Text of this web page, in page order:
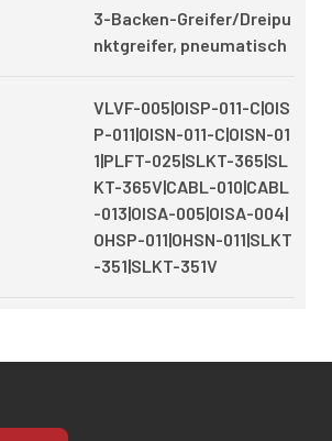
3-Backen-Greifer/Dreipu
nktgreifer, pneumatisch
VLVF-005|OISP-011-C|OIS
P-011|OISN-011-C|OISN-01
1|PLFT-025|SLKT-365|SL
KT-365V|CABL-010|CABL
-013|OISA-005|OISA-004|
OHSP-011|OHSN-011|SLKT
-351|SLKT-351V